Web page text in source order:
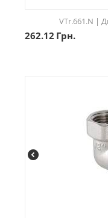
VTr.661.N |
262.12 Грн.